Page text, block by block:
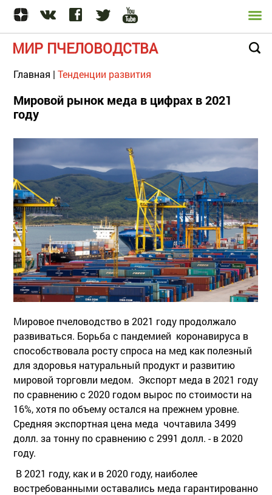
МИР ПЧЕЛОВОДСТВА
Главная | Тенденции развития
Мировой рынок меда в цифрах в 2021
году
Мировое пчеловодство в 2021 году продолжало
развиваться. Борьба с пандемией коронавируса в
способствовала росту спроса на мед как полезный
для здоровья натуральный продукт и развитию
мировой торговли медом. Экспорт меда в 2021 году
по сравнению с 2020 годом вырос по стоимости на
16%, хотя по объему остался на прежнем уровне.
Средняя экспортная цена меда чочтавила 3499
долл. за тонну по сравнению с 2991 долл. - в 2020
году.
В 2021 году, как и в 2020 году, наиболее
востребованными оставались меда гарантированно